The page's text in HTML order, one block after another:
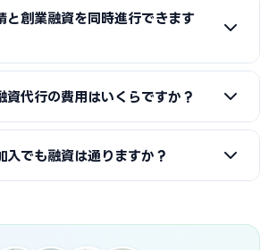
一人親方（個人事業主）の方が手続き
万円以上の資金調達が必要な場合は法
と創業融資を同時進行できます
。実務では融資500万円を先に取得し、
われます。行政書士と融資代行専門家を
をおすすめします。
資代行の費用はいくらですか？
で10〜35万円、認定支援機関で0〜25万
入でも融資は通りますか？
企業が社会保険未加入の下請けへの発注